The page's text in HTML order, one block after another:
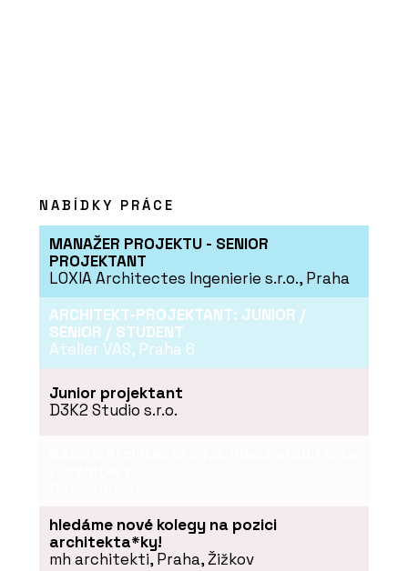
NABÍDKY PRÁCE
MANAŽER PROJEKTU - SENIOR
PROJEKTANT
LOXIA Architectes Ingenierie s.r.o., Praha
ARCHITEKT-PROJEKTANT: JUNIOR /
SENIOR / STUDENT
Atelier VAS, Praha 6
Junior projektant
D3K2 Studio s.r.o.
hledáme nové kolegy na pozici
architekta*ky!
mh architekti, Praha, Žižkov